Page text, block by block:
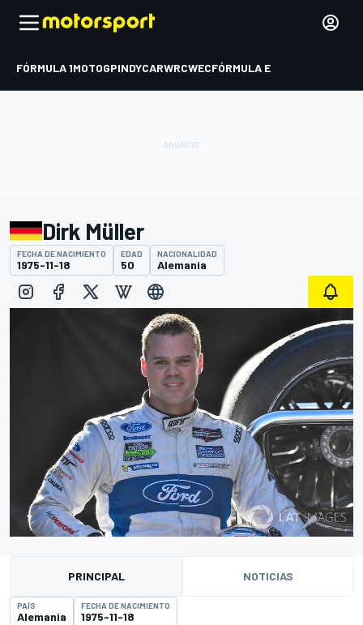
FÓRMULA 1MOTOGPINDYCARWRCWECFÓRMULA E
Dirk Müller
FECHA DE NACIMIENTO
1975-11-18
EDAD
50
NACIONALIDAD
Alemania
PRINCIPAL NOTICIAS
PAÍS
Alemania
FECHA DE NACIMIENTO
1975-11-18